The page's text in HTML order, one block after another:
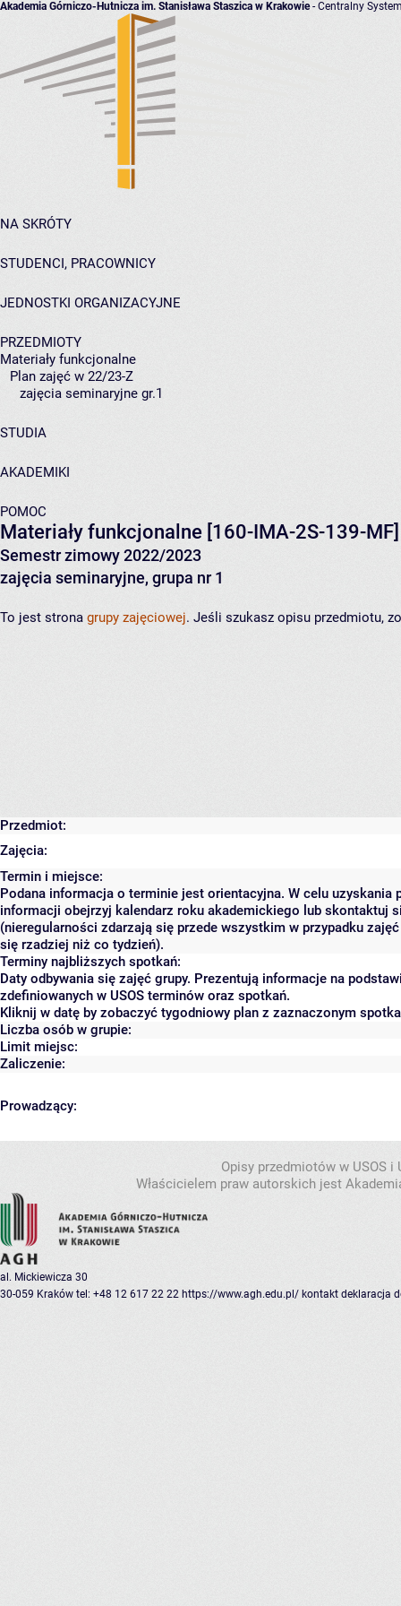
Akademia Górniczo-Hutnicza im. Stanisława Staszica w Krakowie- Centralny
NA SKRÓTY
STUDENCI, PRACOWNICY
JEDNOSTKI ORGANIZACYJNE
PRZEDMIOTY
Materiały funkcjonalne
Plan zajęć w 22/23-Z
zajęcia seminaryjne gr.1
STUDIA
AKADEMIKI
POMOC
Materiały funkcjonalne [160-IMA-2S-139-MF]
Semestr zimowy 2022/2023
zajęcia seminaryjne, grupa nr 1
To jest strona grupy zajęciowej. Jeśli szukasz opisu przedmiotu,
Przedmiot:
Zajęcia:
Termin i miejsce:
Podana informacja o terminie jest orientacyjna. W celu uzyskania
informacji obejrzyj kalendarz roku akademickiego lub skontaktuj
(nieregularności zdarzają się przede wszystkim w przypadku
się rzadziej niż co tydzień).
Terminy najbliższych spotkań:
Daty odbywania się zajęć grupy. Prezentują informacje na
zdefiniowanych w USOS terminów oraz spotkań.
Kliknij w datę by zobaczyć tygodniowy plan z zaznaczonym
Liczba osób w grupie:
Limit miejsc:
Zaliczenie:
Prowadzący:
Opisy przedmiotów w USOS
Właścicielem praw autorskich jest
al. Mickiewicza 30
30-059 Kraków tel: +48 12 617 22 22 https://www.agh.edu.pl/ kontakt deklaracja